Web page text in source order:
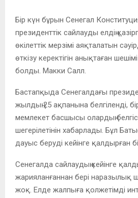
Бір күн бұрын Сенегал
президенттік сайлауды елдің
өкілеттік мерзімі аяқталатын
өткізу керектігін анықтаған
болды. Макки Салл.
Бастапқыда Сенегалдағы
жылдың 25 ақпанына белгіленді,
мемлекет басшысы олардың
шегерілетінін хабарлады. Бұл
дауыс беруді кейінге қалдырған
Сенегалда сайлаудың кейінге
жарияланғаннан бері наразылық
жоқ. Елде жалпыға қолжетімді